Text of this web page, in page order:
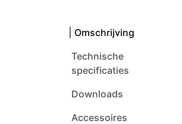
Omschrijving
Technische
specificaties
Downloads
Accessoires